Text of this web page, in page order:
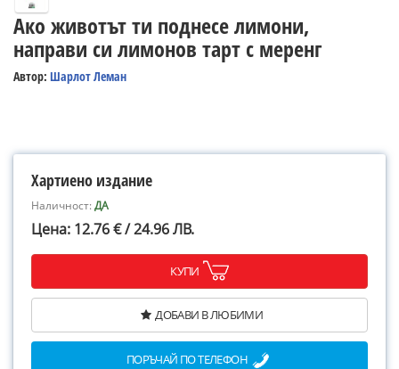
Ако животът ти поднесе лимони,
направи си лимонов тарт с меренг
Автор: Шарлот Леман
Хартиено издание
Наличност:ДА
Цена: 12.76 € / 24.96 ЛВ.
КУПИ
ДОБАВИ В ЛЮБИМИ
ПОРЪЧАЙ ПО ТЕЛЕФОН